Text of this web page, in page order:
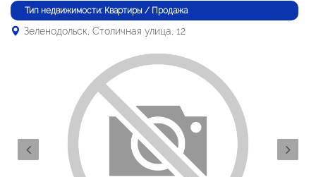
Тип недвижимости: Квартиры / Продажа
Зеленодольск, Столичная улица, 12